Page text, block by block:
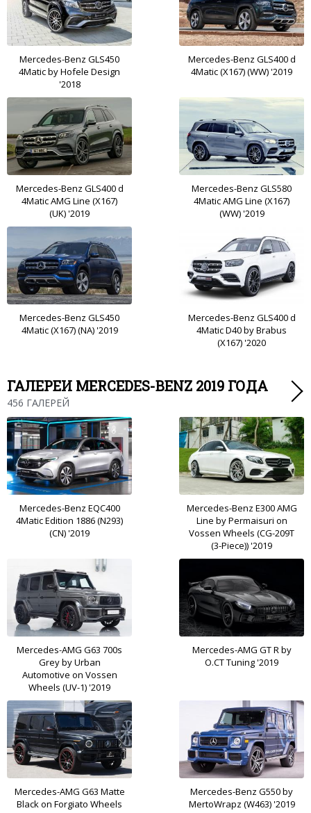
Mercedes-Benz GLS450
4Matic by Hofele Design
'2018
Mercedes-Benz GLS400 d
4Matic (X167) (WW) '2019
Mercedes-Benz GLS400 d
4Matic AMG Line (X167)
(UK) '2019
Mercedes-Benz GLS580
4Matic AMG Line (X167)
(WW) '2019
Mercedes-Benz GLS450
4Matic (X167) (NA) '2019
Mercedes-Benz GLS400 d
4Matic D40 by Brabus
(X167) '2020
ГАЛЕРЕИ MERCEDES-BENZ 2019 ГОДА
456 ГАЛЕРЕЙ
Mercedes-Benz EQC400
4Matic Edition 1886 (N293)
(CN) '2019
Mercedes-Benz E300 AMG
Line by Permaisuri on
Vossen Wheels (CG-209T
(3-Piece)) '2019
Mercedes-AMG G63 700s
Grey by Urban
Automotive on Vossen
Wheels (UV-1) '2019
Mercedes-AMG GT R by
O.CT Tuning '2019
Mercedes-AMG G63 Matte
Black on Forgiato Wheels
Mercedes-Benz G550 by
MertoWrapz (W463) '2019